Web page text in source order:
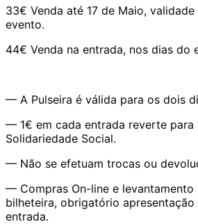
33€ Venda até 17 de Maio,
evento.
44€ Venda na entrada, nos dias do
— A Pulseira é válida para os dois
— 1€ em cada entrada reverte para
Solidariedade Social.
— Não se efetuam trocas ou
— Compras On-line e levantamento
bilheteira, obrigatório
entrada.